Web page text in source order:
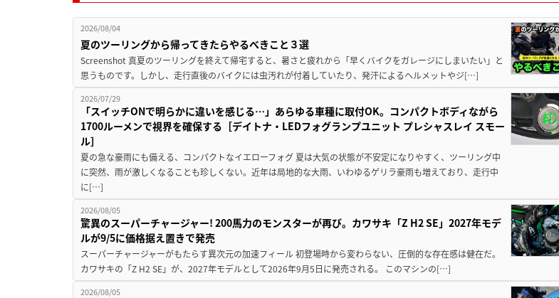
2026/08/04
夏のツーリングから帰ってきたらやるべきこと３選
Screenshot 真夏のツーリングを終えて帰宅すると、暑さと疲れから「早くバイクをガレージにしまいたい」と
思うものです。しかし、走行直後のバイクには虫汚れが付着していたり、発汗によるヘルメットやジ[…]
2026/07/29
「スイッチONで明らかに違いを感じる…」あらゆる車種に取付OK。コンパクトボディながら
1700ルーメンで視界を確保する［デイトナ・LEDフォグランプユニット プレシャスレイ スモー
ル］
夏の急な豪雨にも備える、コンパクトなイエローフォグ 夏は大気の状態が不安定になりやすく、ツーリング中
に突然、雨が激しくなることも珍しくない。近年は局地的な大雨、いわゆるゲリラ豪雨も増えており、走行中
に[…]
2026/08/05
驚異のスーパーチャージャー! 200馬力のモンスターが再び。カワサキ「Z H2 SE」2027年モデ
ルが9/5に価格据え置きで発売
スーパーチャージャーがもたらす異次元の加速フィール 初登場時から変わらない、圧倒的な存在感は健在だ。
カワサキの「Z H2 SE」が、2027年モデルとして2026年9月5日に発売される。 このマシンの[…]
2026/08/05